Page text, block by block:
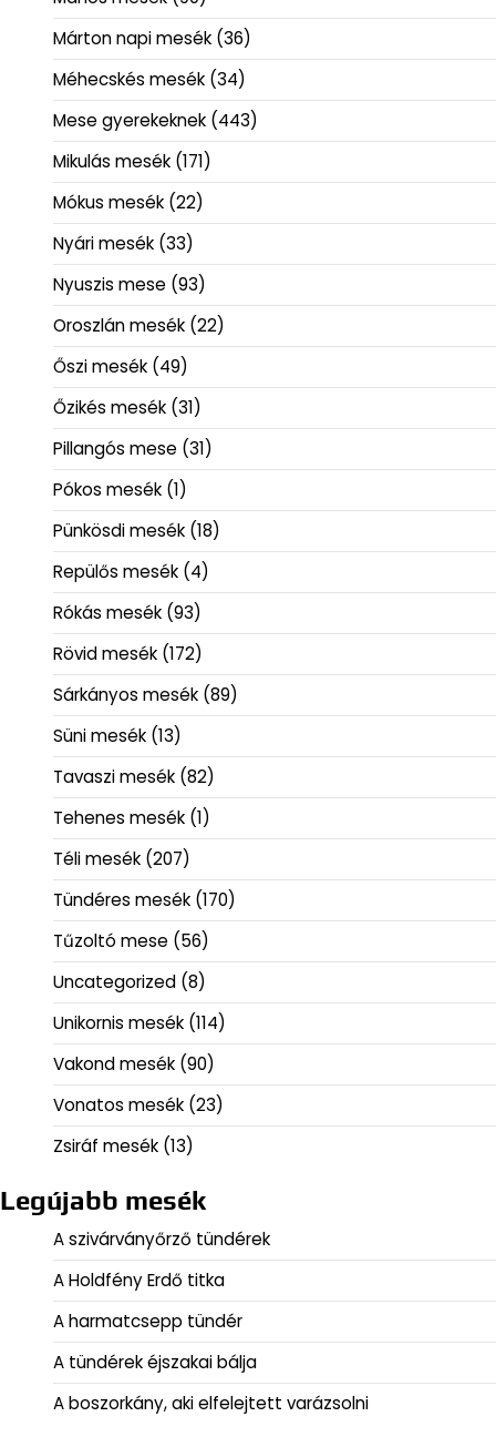
Márton napi mesék (36)
Méhecskés mesék (34)
Mese gyerekeknek (443)
Mikulás mesék (171)
Mókus mesék (22)
Nyári mesék (33)
Nyuszis mese (93)
Oroszlán mesék (22)
Őszi mesék (49)
Őzikés mesék (31)
Pillangós mese (31)
Pókos mesék (1)
Pünkösdi mesék (18)
Repülős mesék (4)
Rókás mesék (93)
Rövid mesék (172)
Sárkányos mesék (89)
Süni mesék (13)
Tavaszi mesék (82)
Tehenes mesék (1)
Téli mesék (207)
Tündéres mesék (170)
Tűzoltó mese (56)
Uncategorized (8)
Unikornis mesék (114)
Vakond mesék (90)
Vonatos mesék (23)
Zsiráf mesék (13)
Legújabb mesék
A szivárványőrző tündérek
A Holdfény Erdő titka
A harmatcsepp tündér
A tündérek éjszakai bálja
A boszorkány, aki elfelejtett varázsolni